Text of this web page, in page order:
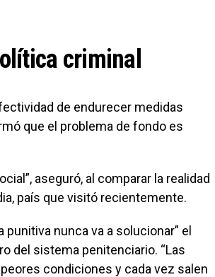
criminal
de endurecer medidas
que el problema de fondo es
aseguró, al comparar la realidad
país que visitó recientemente.
nunca va a solucionar” el
del sistema penitenciario. “Las
condiciones y cada vez salen